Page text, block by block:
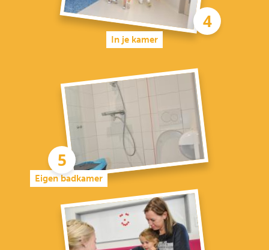
In je kamer
Eigen badkamer